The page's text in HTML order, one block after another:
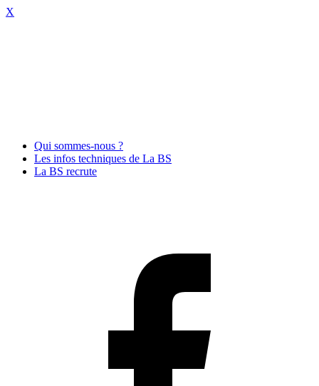
X
Qui sommes-nous ?
Les infos techniques de La BS
La BS recrute